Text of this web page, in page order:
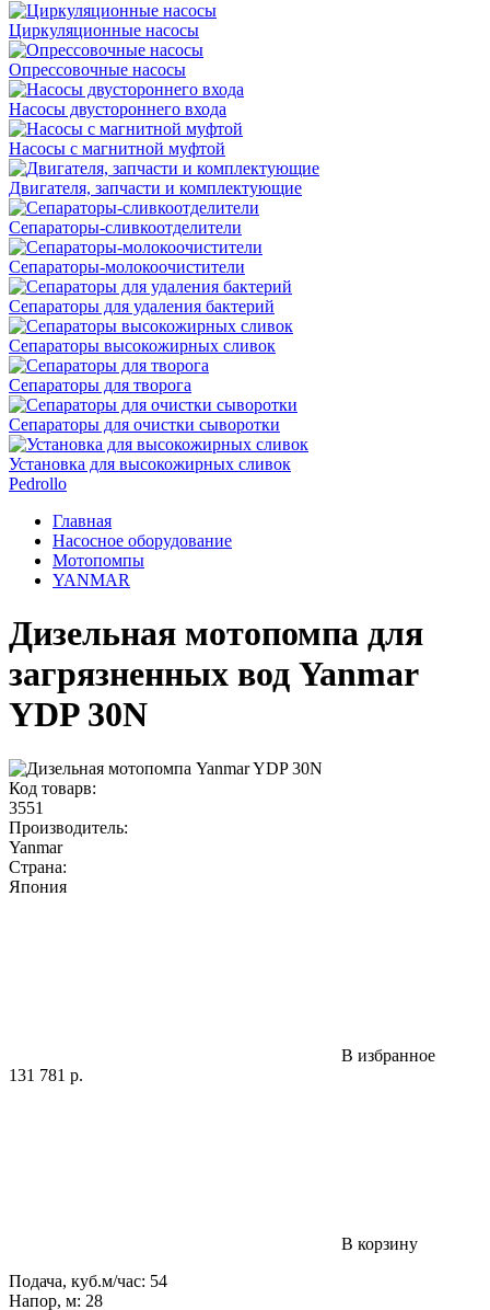
Циркуляционные насосы
Опрессовочные насосы
Насосы двустороннего входа
Насосы с магнитной муфтой
Двигателя, запчасти и комплектующие
Сепараторы-сливкоотделители
Сепараторы-молокоочистители
Сепараторы для удаления бактерий
Сепараторы высокожирных сливок
Сепараторы для творога
Сепараторы для очистки сыворотки
Установка для высокожирных сливок
Pedrollo
Главная
Насосное оборудование
Мотопомпы
YANMAR
Дизельная мотопомпа для
загрязненных вод Yanmar
YDP 30N
Код товарв:
3551
Производитель:
Yanmar
Страна:
Япония
В избранное
131 781 р.
В корзину
Подача, куб.м/час: 54
Напор, м: 28